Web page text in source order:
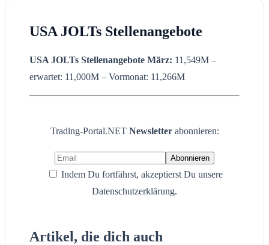
USA JOLTs Stellenangebote
USA JOLTs Stellenangebote März: 11,549M –
erwartet: 11,000M – Vormonat: 11,266M
Trading-Portal.NET Newsletter abonnieren:
Indem Du fortfährst, akzeptierst Du unsere
Datenschutzerklärung.
Artikel, die dich auch